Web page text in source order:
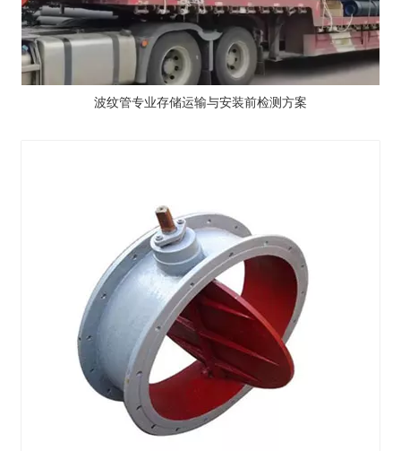
波纹管专业存储运输与安装前检测方案